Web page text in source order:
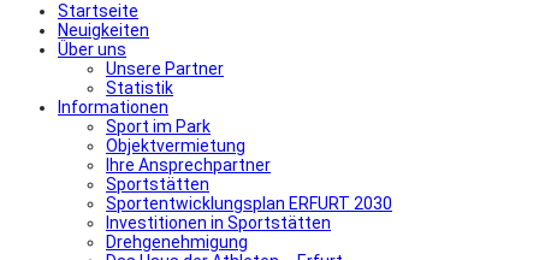
Startseite
Neuigkeiten
Über uns
Unsere Partner
Statistik
Informationen
Sport im Park
Objektvermietung
Ihre Ansprechpartner
Sportstätten
Sportentwicklungsplan ERFURT 2030
Investitionen in Sportstätten
Drehgenehmigung